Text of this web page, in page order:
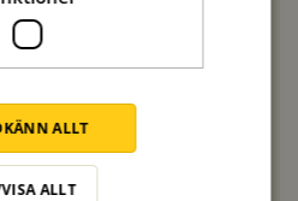
för att du
på detta. Hälsningar från
ALLT
ALLT